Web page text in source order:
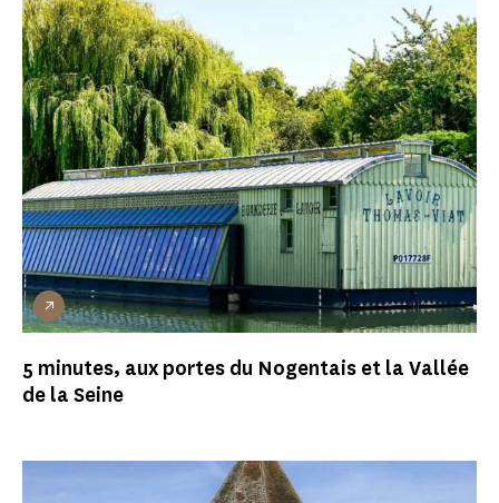
5 minutes, aux portes du Nogentais et la Vallée
de la Seine